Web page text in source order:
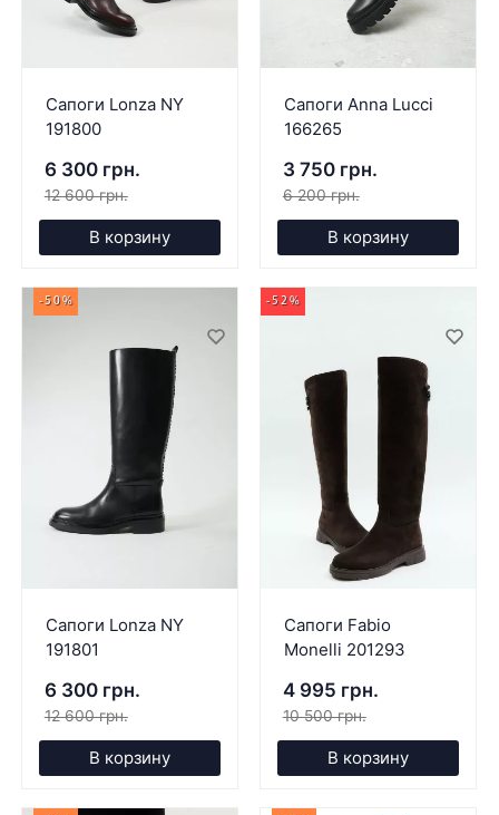
Сапоги Lonza NY
191800
6 300 грн.
12 600 грн.
В корзину
Сапоги Anna Lucci
166265
3 750 грн.
6 200 грн.
В корзину
-50%
Сапоги Lonza NY
191801
6 300 грн.
12 600 грн.
В корзину
-52%
Сапоги Fabio
Monelli 201293
4 995 грн.
10 500 грн.
В корзину